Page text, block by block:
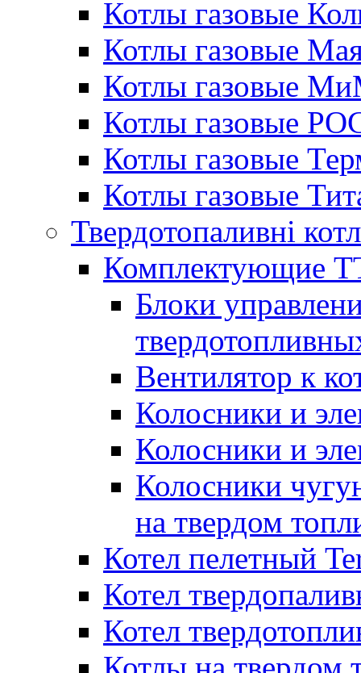
Котлы газовые
Котлы газовые
Котлы газовые
Котлы газовые
Котлы газовые
Котлы газовые
Твердотопаливні
Комплектующие
Блоки
Вентилятор к
Колосники и
Колосники и
Колосники
на твердом
Котел пелетный
Котел
Котел